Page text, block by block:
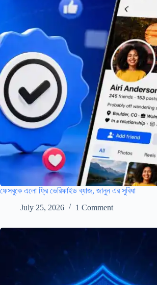
ফেসবুকে এলো ফ্রি ভেরিফাইড ব্যাজ, জানুন এর সুবিধা
July 25, 2026
1 Comment